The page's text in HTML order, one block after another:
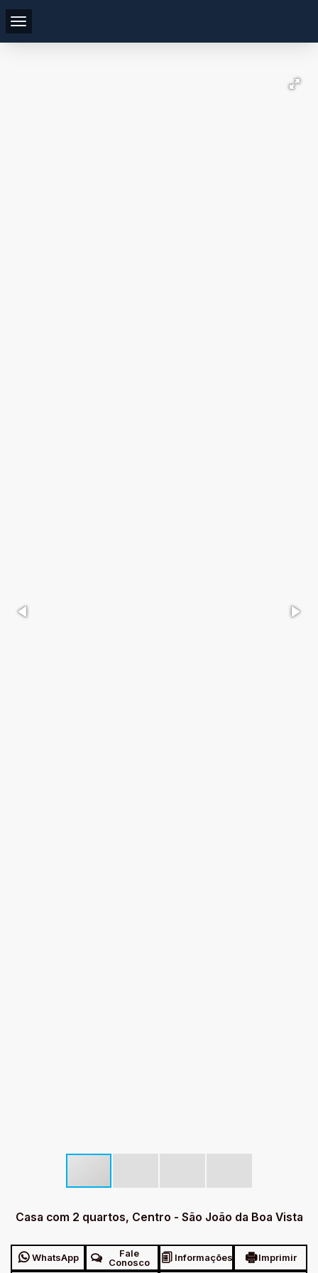
Casa com 2 quartos, Centro - São João da Boa Vista
WhatsApp
Fale
Conosco
Informações Imprimir